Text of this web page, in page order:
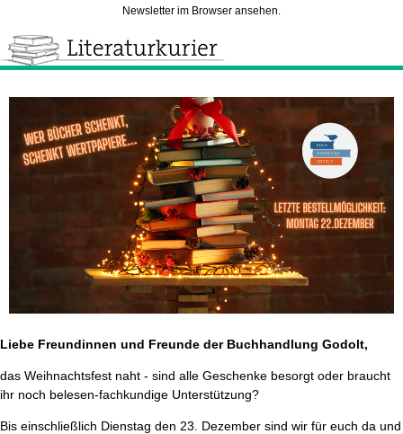
Newsletter im Browser ansehen.
Liebe Freundinnen und Freunde der Buchhandlung Godolt,
das Weihnachtsfest naht - sind alle Geschenke besorgt oder braucht
ihr noch belesen-fachkundige Unterstützung?
Bis einschließlich Dienstag den 23. Dezember sind wir für euch da und